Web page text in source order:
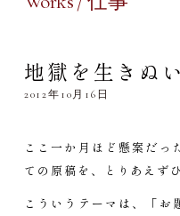
地獄を生きぬ
2012年10月16日
ここ一か月ほど懸案だっ
ての原稿を、とりあえず
こういうテーマは、「お